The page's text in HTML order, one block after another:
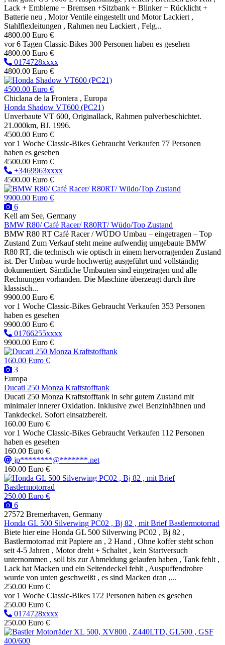
Lack + Embleme + Bremsen +Sitzbank + Blinker + Rücklicht +
Batterie neu , Motor Ventile eingestellt und Motor Lackiert ,
Stahlflexleitungen , Rahmen neu Lackiert , Felg...
4800.00 Euro €
vor 6 Tagen Classic-Bikes 300 Personen haben es gesehen
4800.00 Euro €
0174728xxxx
4800.00 Euro €
4500.00 Euro €
Chiclana de la Frontera , Europa
Honda Shadow VT600 (PC21)
Unverbaute VT 600, Originallack, Rahmen pulverbeschichtet.
21.000km, BJ. 1996.
4500.00 Euro €
vor 1 Woche Classic-Bikes Gebraucht Verkaufen 77 Personen
haben es gesehen
4500.00 Euro €
+3469963xxxx
4500.00 Euro €
9900.00 Euro €
6
Kell am See, Germany
BMW R80/ Café Racer/ R80RT/ Wüdo/Top Zustand
BMW R80 RT Café Racer / WÜDO Umbau – eingetragen – Top
Zustand Zum Verkauf steht meine aufwendig umgebaute BMW
R80 RT, die technisch wie optisch in einem hervorragenden Zustand
ist. Der Umbau wurde hochwertig ausgeführt und vollständig
dokumentiert. Sämtliche Umbauten sind eingetragen und alle
Rechnungen vorhanden. Die Maschine überzeugt durch ihre
klassisch...
9900.00 Euro €
vor 1 Woche Classic-Bikes Gebraucht Verkaufen 353 Personen
haben es gesehen
9900.00 Euro €
01766255xxxx
9900.00 Euro €
160.00 Euro €
3
Europa
Ducati 250 Monza Kraftstofftank
Ducati 250 Monza Kraftstofftank in sehr gutem Zustand mit
minimaler innerer Oxidation. Inklusive zwei Benzinhähnen und
Tankdeckel. Sofort einsatzbereit.
160.00 Euro €
vor 1 Woche Classic-Bikes Gebraucht Verkaufen 112 Personen
haben es gesehen
160.00 Euro €
jp********@*******.net
160.00 Euro €
250.00 Euro €
6
27572 Bremerhaven, Germany
Honda GL 500 Silverwing PC02 , Bj 82 , mit Brief Bastlermotorrad
Biete hier eine Honda GL 500 Silverwing PC02 , Bj 82 ,
Bastlermotorrad mit Papiere an , 2 Hand , Ohne koffer steht schon
seit 4-5 Jahren , Motor dreht + Schaltet , kein Startversuch
unternommen , soll bis zur Abmeldung gelaufen haben , Tank fehlt ,
Lack hat Macken und ein Seitendeckel fehlt , Auspuffendrohre
wurde von unten geschweißt , es sind Macken dran ,...
250.00 Euro €
vor 1 Woche Classic-Bikes 172 Personen haben es gesehen
250.00 Euro €
0174728xxxx
250.00 Euro €